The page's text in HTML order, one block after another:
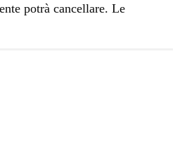
potrà cancellare. Le